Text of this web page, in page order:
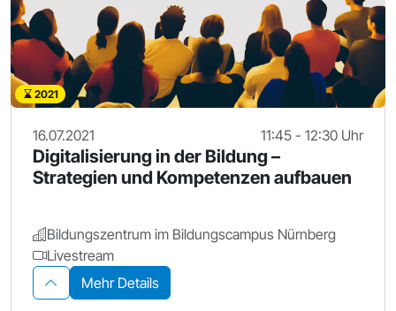
2021
16.07.2021 11:45 - 12:30 Uhr
Digitalisierung in der Bildung –
Strategien und Kompetenzen aufbauen
Bildungszentrum im Bildungscampus Nürnberg
Livestream
Mehr Details